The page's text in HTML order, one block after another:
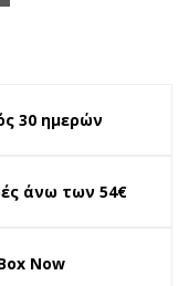
30 ημερών
άνω των 54€
Now